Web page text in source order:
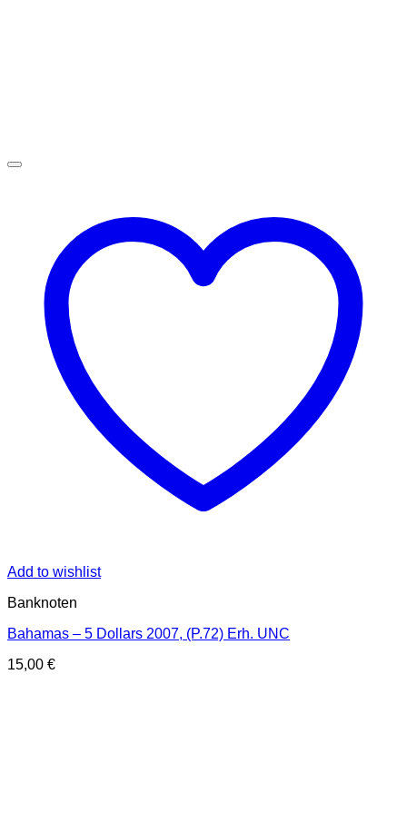
Add to wishlist
Banknoten
Bahamas – 5 Dollars 2007, (P.72) Erh. UNC
15,00 €